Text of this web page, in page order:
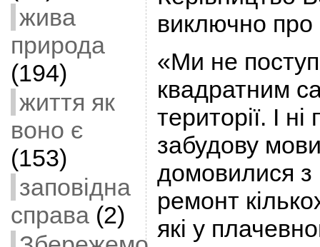
жива
природа
(194)
життя як
воно є
(153)
заповідна
справа(2)
виключно
«Ми не
квадратним
території. І
забудову
домовилися з
ремонт
які у